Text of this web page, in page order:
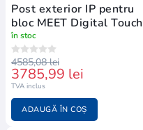
Post exterior IP pentru
bloc MEET Digital Touch
în stoc
4585,08 lei
3785,99 lei
TVA inclus
ADAUGĂ ÎN COȘ